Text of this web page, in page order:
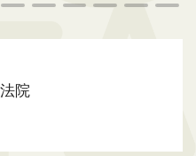
中正國中小法律宣導 (2)
院